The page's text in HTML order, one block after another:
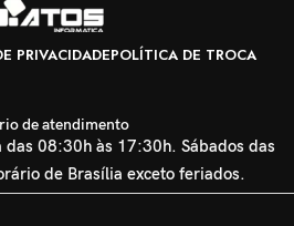
PRIVACIDADEPOLÍTICA DE TROCA
de atendimento
das 08:30h às 17:30h. Sábados das
de Brasília exceto feriados.